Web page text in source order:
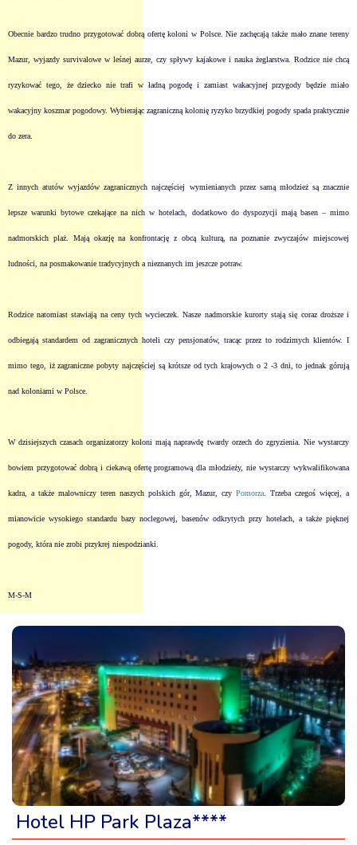
Obecnie bardzo trudno przygotować dobrą ofertę koloni w Polsce. Nie zachęcają także mało znane tereny
Mazur, wyjazdy survivalowe w leśnej aurze, czy spływy kajakowe i nauka żeglarstwa. Rodzice nie chcą
ryzykować tego, że dziecko nie trafi w ładną pogodę i zamiast wakacyjnej przygody będzie miało
wakacyjny koszmar pogodowy. Wybierając zagraniczną kolonię ryzyko brzydkiej pogody spada praktycznie
do zera.
Z innych atutów wyjazdów zagranicznych najczęściej wymienianych przez samą młodzież są znacznie
lepsze warunki bytowe czekające na nich w hotelach, dodatkowo do dyspozycji mają basen – mimo
nadmorskich plaż. Mają okazję na konfrontację z obcą kulturą, na poznanie zwyczajów miejscowej
ludności, na posmakowanie tradycyjnych a nieznanych im jeszcze potraw.
Rodzice natomiast stawiają na ceny tych wycieczek. Nasze nadmorskie kurorty stają się coraz droższe i
odbiegają standardem od zagranicznych hoteli czy pensjonatów, tracąc przez to rodzimych klientów. I
mimo tego, iż zagraniczne pobyty najczęściej są krótsze od tych krajowych o 2 -3 dni, to jednak górują
nad koloniami w Polsce.
W dzisiejszych czasach organizatorzy koloni mają naprawdę twardy orzech do zgryzienia. Nie wystarczy
bowiem przygotować dobrą i ciekawą ofertę programową dla młodzieży, nie wystarczy wykwalifikowana
kadra, a także malowniczy teren naszych polskich gór, Mazur, czyPomorza . Trzeba czegoś więcej, a
mianowicie wysokiego standardu bazy noclegowej, basenów odkrytych przy hotelach, a także pięknej
pogody, która nie zrobi przykrej niespodzianki.
M-S-M
Hotel HP Park Plaza****